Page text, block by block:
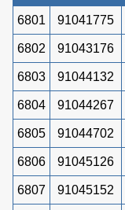
6801 91041775
6802 91043176
6803 91044132
6804 91044267
6805 91044702
6806 91045126
6807 91045152